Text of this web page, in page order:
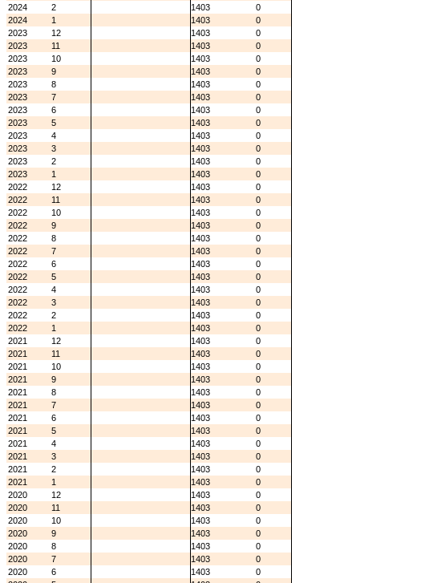
2024
2 1403
0
2024
1 1403
0
2023
12 1403
0
2023
11 1403
0
2023
10 1403
0
2023
9 1403
0
2023
8 1403
0
2023
7 1403
0
2023
6 1403
0
2023
5 1403
0
2023
4 1403
0
2023
3 1403
0
2023
2 1403
0
2023
1 1403
0
2022
12 1403
0
2022
11 1403
0
2022
10 1403
0
2022
9 1403
0
2022
8 1403
0
2022
7 1403
0
2022
6 1403
0
2022
5 1403
0
2022
4 1403
0
2022
3 1403
0
2022
2 1403
0
2022
1 1403
0
2021
12 1403
0
2021
11 1403
0
2021
10 1403
0
2021
9 1403
0
2021
8 1403
0
2021
7 1403
0
2021
6 1403
0
2021
5 1403
0
2021
4 1403
0
2021
3 1403
0
2021
2 1403
0
2021
1 1403
0
2020
12 1403
0
2020
11 1403
0
2020
10 1403
0
2020
9 1403
0
2020
8 1403
0
2020
7 1403
0
2020
6 1403
0